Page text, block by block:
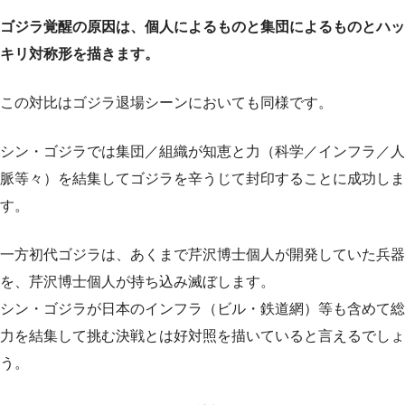
ゴジラ覚醒の原因は、個人によるものと集団によるものとハッ
キリ対称形を描きます。
この対比はゴジラ退場シーンにおいても同様です。
シン・ゴジラでは集団／組織が知恵と力（科学／インフラ／人
脈等々）を結集してゴジラを辛うじて封印することに成功しま
す。
一方初代ゴジラは、あくまで芹沢博士個人が開発していた兵器
を、芹沢博士個人が持ち込み滅ぼします。
シン・ゴジラが日本のインフラ（ビル・鉄道網）等も含めて総
力を結集して挑む決戦とは好対照を描いていると言えるでしょ
う。